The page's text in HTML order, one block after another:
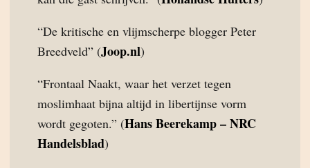
“De kritische en vlijmscherpe blogger Peter
Breedveld” (Joop.nl)
“Frontaal Naakt, waar het verzet tegen
moslimhaat bijna altijd in libertijnse vorm
wordt gegoten.” (Hans Beerekamp – NRC
Handelsblad)